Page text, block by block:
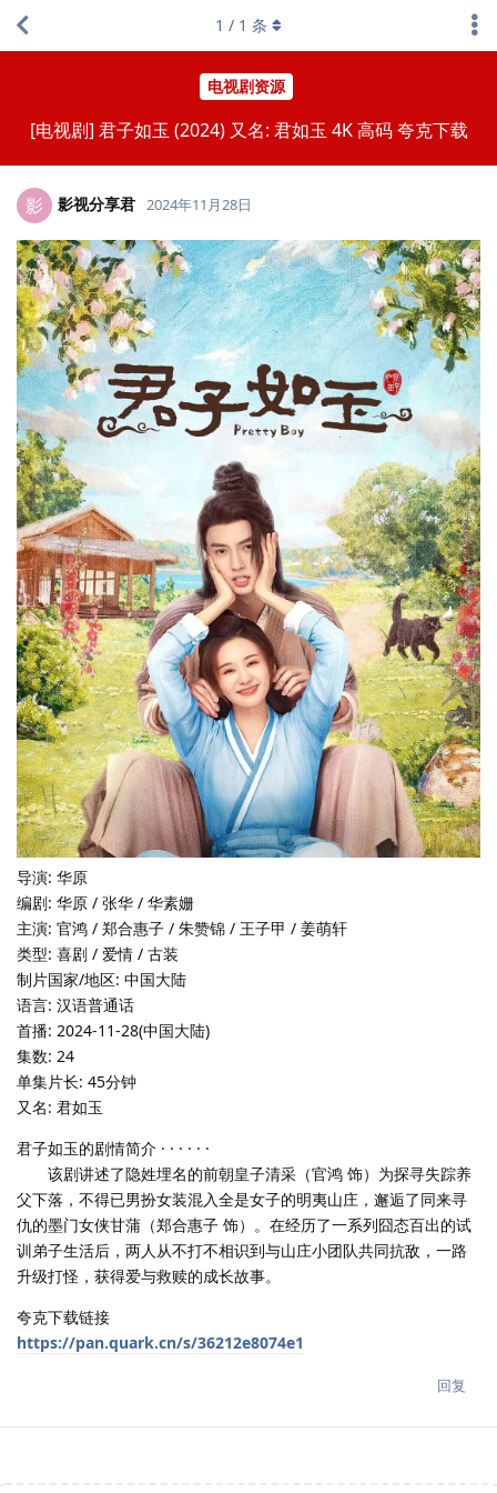
电视剧资源
[电视剧] 君子如玉 (2024) 又名: 君如玉 4K 高码 夸克下载
1 / 1 条
影 影视分享君 2024年11月28日
导演: 华原
编剧: 华原 / 张华 / 华素姗
主演: 官鸿 / 郑合惠子 / 朱赞锦 / 王子甲 / 姜萌轩
类型: 喜剧 / 爱情 / 古装
制片国家/地区: 中国大陆
语言: 汉语普通话
首播: 2024-11-28(中国大陆)
集数: 24
单集片长: 45分钟
又名: 君如玉
君子如玉的剧情简介 · · · · · ·
该剧讲述了隐姓埋名的前朝皇子清采（官鸿 饰）为探寻失踪养
父下落，不得已男扮女装混入全是女子的明夷山庄，邂逅了同来寻
仇的墨门女侠甘蒲（郑合惠子 饰）。在经历了一系列囧态百出的试
训弟子生活后，两人从不打不相识到与山庄小团队共同抗敌，一路
升级打怪，获得爱与救赎的成长故事。
夸克下载链接
https://pan.quark.cn/s/36212e8074e1
回复